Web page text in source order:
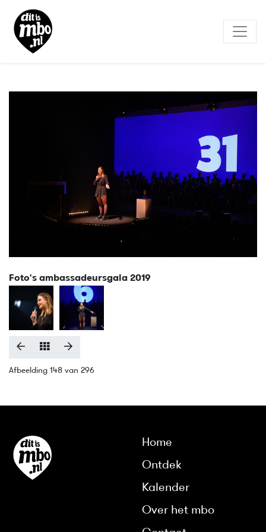
Foto's ambassadeursgala 2019
Afbeelding 148 van 296
Home
Ontdek
Kalender
Over het mbo